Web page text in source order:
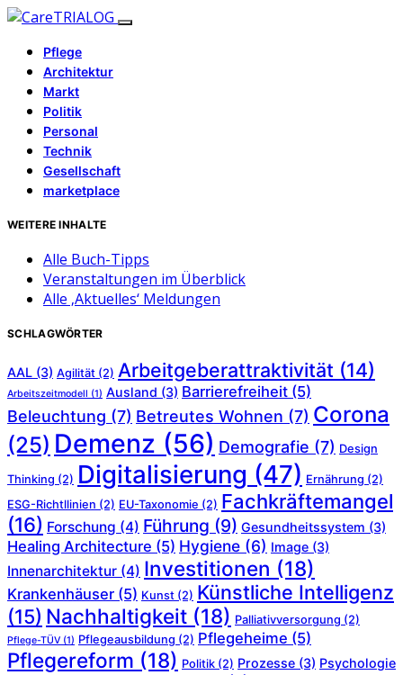
Pflege
Architektur
Markt
Politik
Personal
Technik
Gesellschaft
marketplace
WEITERE INHALTE
Alle Buch-Tipps
Veranstaltungen im Überblick
Alle ‚Aktuelles‘ Meldungen
SCHLAGWÖRTER
AAL (3) Agilität (2) Arbeitgeberattraktivität (14)
Arbeitszeitmodell (1) Ausland (3) Barrierefreiheit (5)
Beleuchtung (7) Betreutes Wohnen (7) Corona
(25) Demenz (56) Demografie (7) Design
Thinking (2) Digitalisierung (47) Ernährung (2)
ESG-Richtllinien (2) EU-Taxonomie (2) Fachkräftemangel
(16) Forschung (4) Führung (9) Gesundheitssystem (3)
Healing Architecture (5) Hygiene (6) Image (3)
Innenarchitektur (4) Investitionen (18)
Krankenhäuser (5) Kunst (2) Künstliche Intelligenz
(15) Nachhaltigkeit (18) Palliativversorgung (2)
Pflege-TÜV (1) Pflegeausbildung (2) Pflegeheime (5)
Pflegereform (18) Politik (2) Prozesse (3) Psychologie